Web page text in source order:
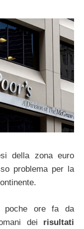
della zona euro
problema per la
ore fa da
dei risultati